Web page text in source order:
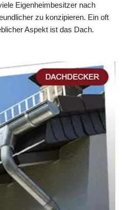
Eigenheimbesitzer nach
zu konzipieren. Ein oft
Aspekt ist das Dach.